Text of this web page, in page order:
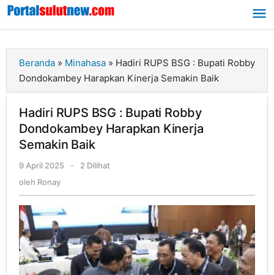
Lewati
Beranda » Minahasa » Hadiri RUPS BSG : Bupati Robby
Dondokambey Harapkan Kinerja Semakin Baik
Hadiri RUPS BSG : Bupati Robby
Dondokambey Harapkan Kinerja
Semakin Baik
9 April 2025
oleh
-
2 Dilihat
oleh Ronay